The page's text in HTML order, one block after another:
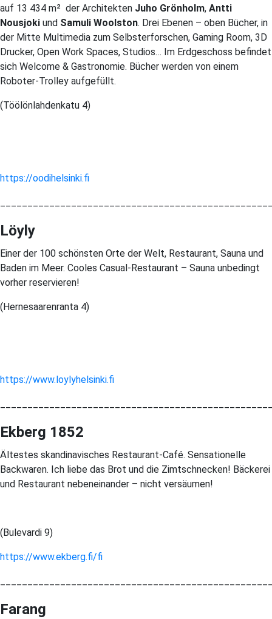
auf 13 434 m² der Architekten Juho Grönholm, Antti
Nousjoki und Samuli Woolston. Drei Ebenen – oben Bücher, in
der Mitte Multimedia zum Selbsterforschen, Gaming Room, 3D
Drucker, Open Work Spaces, Studios… Im Erdgeschoss befindet
sich Welcome & Gastronomie. Bücher werden von einem
Roboter-Trolley aufgefüllt.
(Töölönlahdenkatu 4)
https://oodihelsinki.fi
Löyly
Einer der 100 schönsten Orte der Welt, Restaurant, Sauna und
Baden im Meer. Cooles Casual-Restaurant – Sauna unbedingt
vorher reservieren!
(Hernesaarenranta 4)
https://www.loylyhelsinki.fi
Ekberg 1852
Ältestes skandinavisches Restaurant-Café. Sensationelle
Backwaren. Ich liebe das Brot und die Zimtschnecken! Bäckerei
und Restaurant nebeneinander – nicht versäumen!
(Bulevardi 9)
https://www.ekberg.fi/fi
Farang